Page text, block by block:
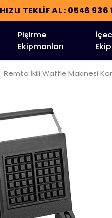
HIZLI TEKLİF AL : 0546 936
Pişirme
Ekipmanları
Remta İkili Waffle Makinesi